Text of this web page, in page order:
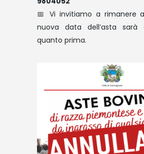
📅 Vi invitiamo a rimanere
nuova data dell’asta sarà
quanto prima.